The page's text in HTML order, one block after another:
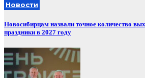
Новости
Новосибирцам назвали точное количество
праздники в 2027 году